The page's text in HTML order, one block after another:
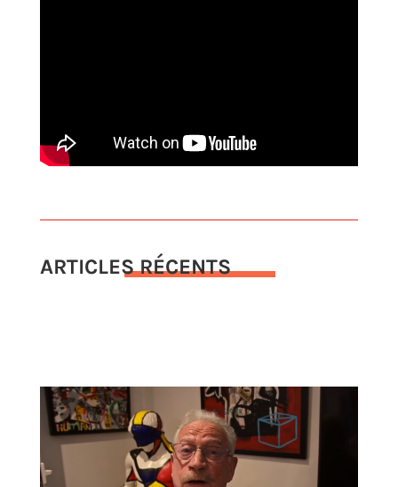
ARTICLES RÉCENTS